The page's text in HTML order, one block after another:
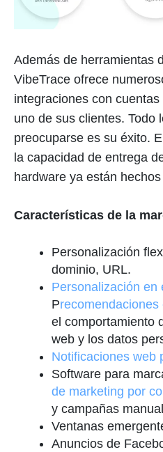
Además de herramientas
VibeTrace ofrece
integraciones con
uno de sus clientes. Todo
preocuparse es su éxito.
la capacidad de entrega
hardware ya están
Características de la
Personalización
dominio, URL.
Personalización en
P
el comportamiento
web y los datos
Notificaciones web
Software para
de marketing por
y campañas
Ventanas
Anuncios de